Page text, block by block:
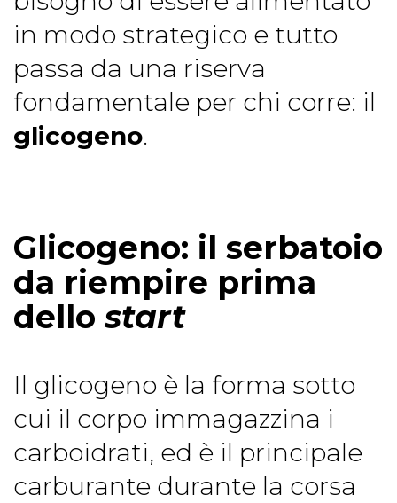
in modo strategico e tutto
passa da una riserva
fondamentale per chi corre: il
glicogeno.
Glicogeno: il serbatoio
da riempire prima
dellostart
Il glicogeno è la forma sotto
cui il corpo immagazzina i
carboidrati, ed è il principale
carburante durante la corsa